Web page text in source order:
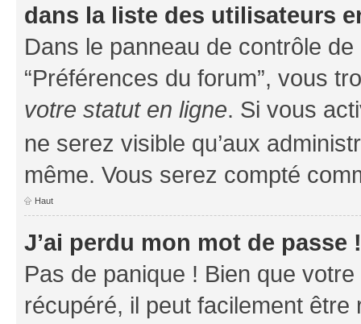
dans la liste des utilisateurs
Dans le panneau de contrôle
“Préférences du forum”, vous
votre statut en ligne. Si vous
ne serez visible qu’aux
même. Vous serez compté
Haut
J’ai perdu mon mot de passe !
Pas de panique ! Bien que
récupéré, il peut facilement